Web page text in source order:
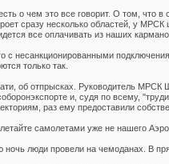
о чем это все говорит. О том, что
сразу несколько областей, у
все оплачивать из наших
с несанкционированными
только так.
об отпрысках. Руководитель
и, судя по всему,
раз ему предоставили
самолетами уже не нашего
ночь люди провели на чемоданах. В